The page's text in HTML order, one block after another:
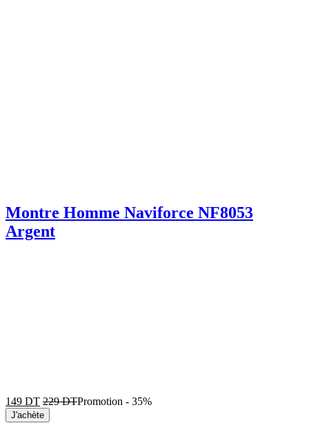
Montre Homme Naviforce NF8053
Argent
149 DT 229DTPromotion - 35%
J'achète